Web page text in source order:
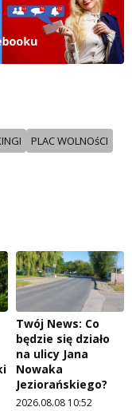
PLAC WOLNOśCI
Twój News: Co
będzie się działo
na ulicy Jana
Nowaka
Jeziorańskiego?
2026.08.08 10:52